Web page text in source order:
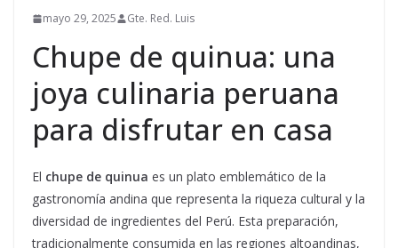
mayo 29, 2025 Gte. Red. Luis
Chupe de quinua: una
joya culinaria peruana
para disfrutar en casa
El chupe de quinua es un plato emblemático de la
gastronomía andina que representa la riqueza cultural y la
diversidad de ingredientes del Perú. Esta preparación,
tradicionalmente consumida en las regiones altoandinas,